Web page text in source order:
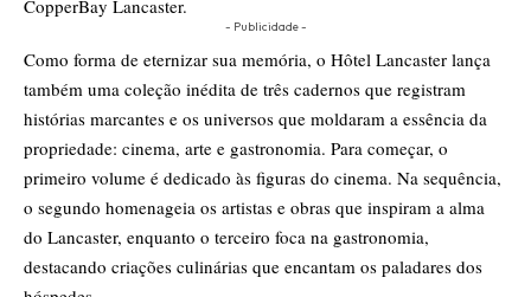
CopperBay Lancaster.
- Publicidade -
Como forma de eternizar sua memória, o Hôtel Lancaster lança
também uma coleção inédita de três cadernos que registram
histórias marcantes e os universos que moldaram a essência da
propriedade: cinema, arte e gastronomia. Para começar, o
primeiro volume é dedicado às figuras do cinema. Na sequência,
o segundo homenageia os artistas e obras que inspiram a alma
do Lancaster, enquanto o terceiro foca na gastronomia,
destacando criações culinárias que encantam os paladares dos